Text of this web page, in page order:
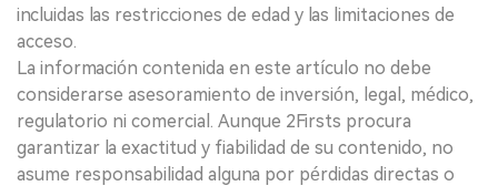
incluidas las restricciones de edad y las limitaciones de
acceso.
La información contenida en este artículo no debe
considerarse asesoramiento de inversión, legal, médico,
regulatorio ni comercial. Aunque 2Firsts procura
garantizar la exactitud y fiabilidad de su contenido, no
asume responsabilidad alguna por pérdidas directas o